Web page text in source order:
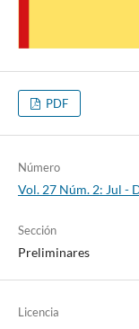
PDF
Número
Vol. 27 Núm. 2: Jul -
Sección
Preliminares
Licencia